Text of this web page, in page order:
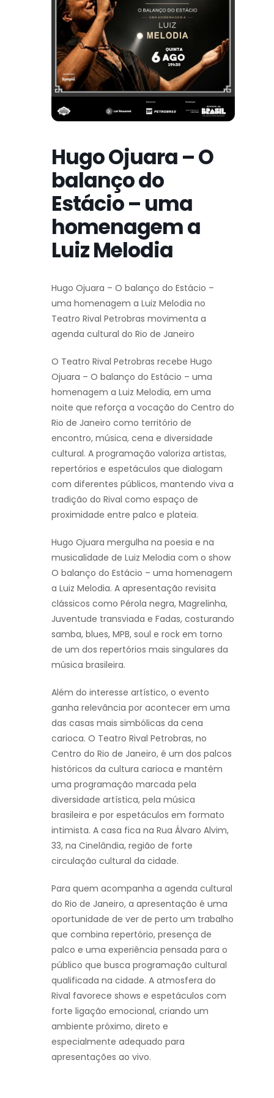
Hugo Ojuara – O
balanço do
Estácio – uma
homenagem a
Luiz Melodia
Hugo Ojuara – O balanço do Estácio –
uma homenagem a Luiz Melodia no
Teatro Rival Petrobras movimenta a
agenda cultural do Rio de Janeiro
O Teatro Rival Petrobras recebe Hugo
Ojuara – O balanço do Estácio – uma
homenagem a Luiz Melodia, em uma
noite que reforça a vocação do Centro do
Rio de Janeiro como território de
encontro, música, cena e diversidade
cultural. A programação valoriza artistas,
repertórios e espetáculos que dialogam
com diferentes públicos, mantendo viva a
tradição do Rival como espaço de
proximidade entre palco e plateia.
Hugo Ojuara mergulha na poesia e na
musicalidade de Luiz Melodia com o show
O balanço do Estácio – uma homenagem
a Luiz Melodia. A apresentação revisita
clássicos como Pérola negra, Magrelinha,
Juventude transviada e Fadas, costurando
samba, blues, MPB, soul e rock em torno
de um dos repertórios mais singulares da
música brasileira.
Além do interesse artístico, o evento
ganha relevância por acontecer em uma
das casas mais simbólicas da cena
carioca. O Teatro Rival Petrobras, no
Centro do Rio de Janeiro, é um dos palcos
históricos da cultura carioca e mantém
uma programação marcada pela
diversidade artística, pela música
brasileira e por espetáculos em formato
intimista. A casa fica na Rua Álvaro Alvim,
33, na Cinelândia, região de forte
circulação cultural da cidade.
Para quem acompanha a agenda cultural
do Rio de Janeiro, a apresentação é uma
oportunidade de ver de perto um trabalho
que combina repertório, presença de
palco e uma experiência pensada para o
público que busca programação cultural
qualificada na cidade. A atmosfera do
Rival favorece shows e espetáculos com
forte ligação emocional, criando um
ambiente próximo, direto e
especialmente adequado para
apresentações ao vivo.